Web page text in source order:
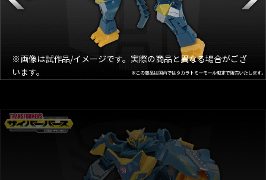
※画像は試作品/イメージです。実際の商品と異なる場合がござ
います。